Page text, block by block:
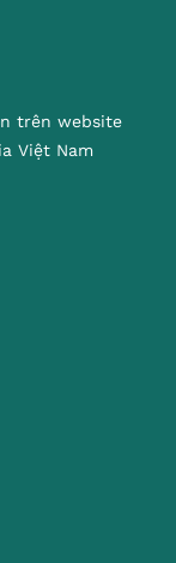
trên website
Việt Nam